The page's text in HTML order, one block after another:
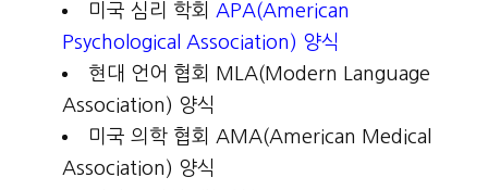
미국 심리 학회 APA(American
Psychological Association) 양식
현대 언어 협회 MLA(Modern Language
Association) 양식
미국 의학 협회 AMA(American Medical
Association) 양식